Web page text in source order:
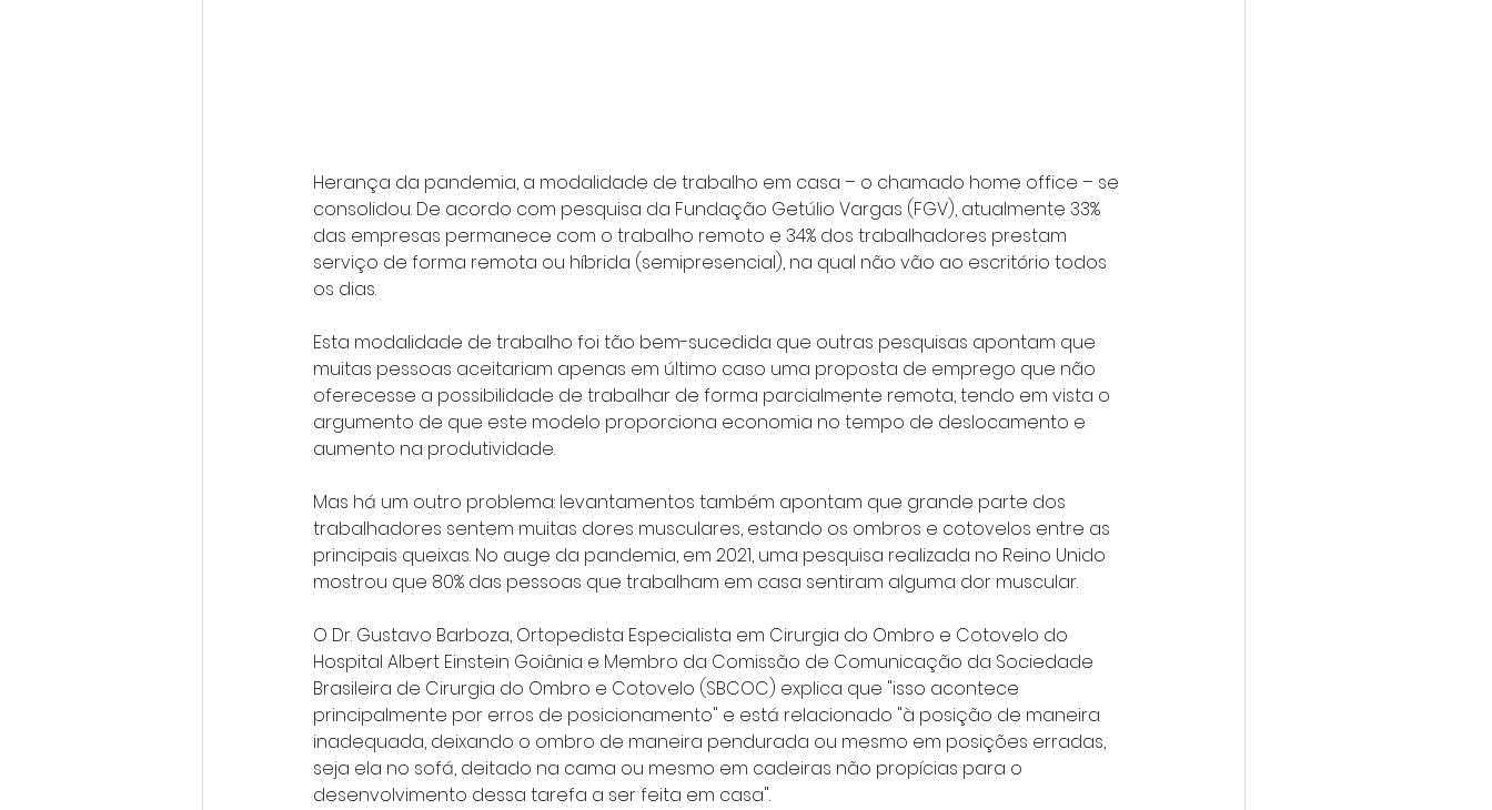
Herança da pandemia, a modalidade de trabalho em casa – o chamado home office – se
consolidou. De acordo com pesquisa da Fundação Getúlio Vargas (FGV), atualmente 33%
das empresas permanece com o trabalho remoto e 34% dos trabalhadores prestam
serviço de forma remota ou híbrida (semipresencial), na qual não vão ao escritório todos
os dias.
Esta modalidade de trabalho foi tão bem-sucedida que outras pesquisas apontam que
muitas pessoas aceitariam apenas em último caso uma proposta de emprego que não
oferecesse a possibilidade de trabalhar de forma parcialmente remota, tendo em vista o
argumento de que este modelo proporciona economia no tempo de deslocamento e
aumento na produtividade.
Mas há um outro problema: levantamentos também apontam que grande parte dos
trabalhadores sentem muitas dores musculares, estando os ombros e cotovelos entre as
principais queixas. No auge da pandemia, em 2021, uma pesquisa realizada no Reino Unido
mostrou que 80% das pessoas que trabalham em casa sentiram alguma dor muscular.
O Dr. Gustavo Barboza, Ortopedista Especialista em Cirurgia do Ombro e Cotovelo do
Hospital Albert Einstein Goiânia e Membro da Comissão de Comunicação da Sociedade
Brasileira de Cirurgia do Ombro e Cotovelo (SBCOC) explica que "isso acontece
principalmente por erros de posicionamento" e está relacionado "à posição de maneira
inadequada, deixando o ombro de maneira pendurada ou mesmo em posições erradas,
seja ela no sofá, deitado na cama ou mesmo em cadeiras não propícias para o
desenvolvimento dessa tarefa a ser feita em casa".